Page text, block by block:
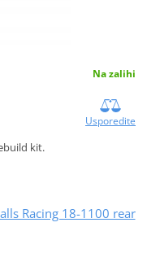
Na zalihi
Usporedite
kit.
Racing 18-1100 rear